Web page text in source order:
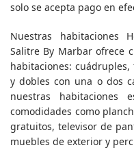
solo se acepta pago en
Nuestras habitaciones
Salitre By Marbar ofrece
habitaciones:
y dobles con una o dos
nuestras habitaciones
comodidades como
gratuitos, televisor de
muebles de exterior y